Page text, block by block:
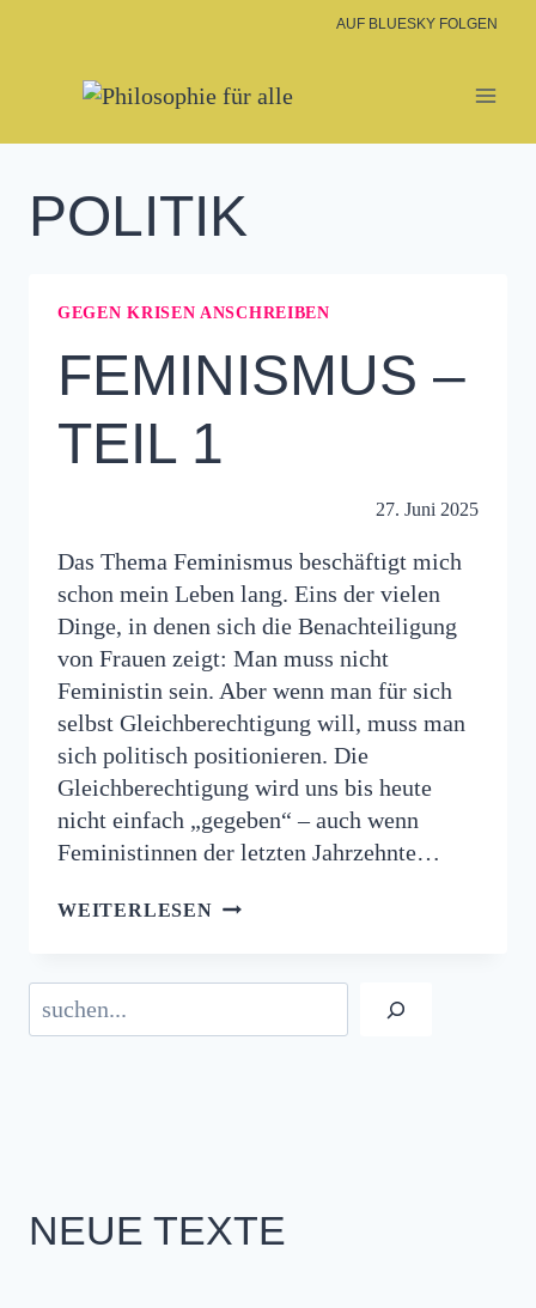
AUF BLUESKY FOLGEN
POLITIK
GEGEN KRISEN ANSCHREIBEN
FEMINISMUS –
TEIL 1
27. Juni 2025
Das Thema Feminismus beschäftigt mich
schon mein Leben lang. Eins der vielen
Dinge, in denen sich die Benachteiligung
von Frauen zeigt: Man muss nicht
Feministin sein. Aber wenn man für sich
selbst Gleichberechtigung will, muss man
sich politisch positionieren. Die
Gleichberechtigung wird uns bis heute
nicht einfach „gegeben“ – auch wenn
Feministinnen der letzten Jahrzehnte…
WEITERLESENFEMINISMUS
1
Suchen
NEUE TEXTE